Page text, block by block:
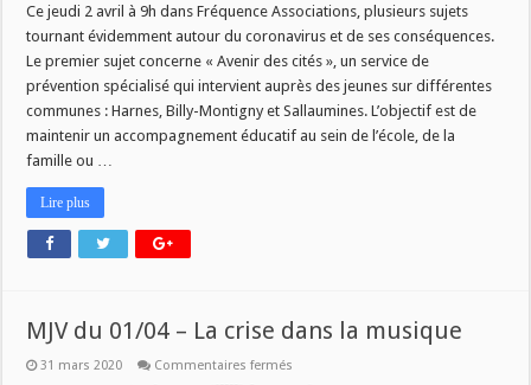
Ce jeudi 2 avril à 9h dans Fréquence Associations, plusieurs sujets
tournant évidemment autour du coronavirus et de ses conséquences.
Le premier sujet concerne « Avenir des cités », un service de
prévention spécialisé qui intervient auprès des jeunes sur différentes
communes : Harnes, Billy-Montigny et Sallaumines. L’objectif est de
maintenir un accompagnement éducatif au sein de l’école, de la
famille ou …
Lire plus
MJV du 01/04 – La crise dans la musique
31 mars 2020 Commentaires fermés